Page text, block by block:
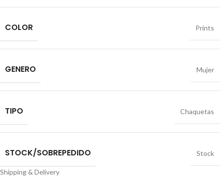
COLOR Prints
GENERO Mujer
TIPO Chaquetas
STOCK/SOBREPEDIDO Stock
Shipping & Delivery